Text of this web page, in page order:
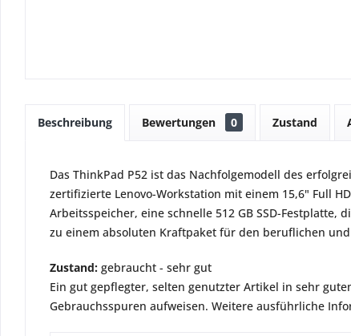
Beschreibung Bewertungen 0 Zustand
Das ThinkPad P52 ist das Nachfolgemodell des
zertifizierte Lenovo-Workstation mit einem 15,6" Full
Arbeitsspeicher, eine schnelle 512 GB SSD-Festplatte,
zu einem absoluten Kraftpaket für den beruflichen
Zustand: gebraucht - sehr gut
Ein gut gepflegter, selten genutzter Artikel in sehr
Gebrauchsspuren aufweisen. Weitere ausführliche